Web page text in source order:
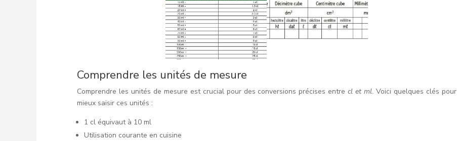
Comprendre les unités de mesure
Comprendre les unités de mesure est crucial pour des conversions précises entrecl et ml. Voici quelques clés pour
mieux saisir ces unités :
1 cl équivaut à 10 ml
Utilisation courante en cuisine